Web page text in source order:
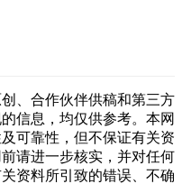
、合作伙伴供稿和第三方
信息，均仅供参考。本网
可靠性，但不保证有关资
请进一步核实，并对任何
资料所引致的错误、不确